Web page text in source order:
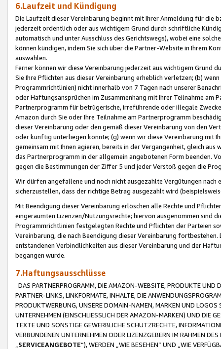
6.Laufzeit und Kündigung
Die Laufzeit dieser Vereinbarung beginnt mit Ihrer Anmeldung für die
jederzeit ordentlich oder aus wichtigem Grund durch schriftliche
automatisch und unter Ausschluss des Gerichtswegs), wobei eine
können kündigen, indem Sie sich über die Partner-Website in Ihrem
auswählen.
Ferner können wir diese Vereinbarung jederzeit aus wichtigem Grund
Sie Ihre Pflichten aus dieser Vereinbarung erheblich verletzen; (b)
Programmrichtlinien) nicht innerhalb von 7 Tagen nach unserer
oder Haftungsansprüchen im Zusammenhang mit Ihrer Teilnahme am
Partnerprogramm für betrügerische, irreführende oder illegale
Amazon durch Sie oder Ihre Teilnahme am Partnerprogramm
dieser Vereinbarung oder den gemäß dieser Vereinbarung von den
oder künftig unterliegen könnte; (g) wenn wir diese Vereinbarung mit
gemeinsam mit Ihnen agieren, bereits in der Vergangenheit, gleich
das Partnerprogramm in der allgemein angebotenen Form beenden.
gegen die Bestimmungen der Ziffer 5 und jeder Verstoß gegen die
Wir dürfen angefallene und noch nicht ausgezahlte Vergütungen
sicherzustellen, dass der richtige Betrag ausgezahlt wird
Mit Beendigung dieser Vereinbarung erlöschen alle Rechte und
eingeräumten Lizenzen/Nutzungsrechte; hiervon ausgenommen sind
Programmrichtlinien festgelegten Rechte und Pflichten der Parteien
Vereinbarung, die nach Beendigung dieser Vereinbarung
entstandenen Verbindlichkeiten aus dieser Vereinbarung und der
begangen wurde.
7.Haftungsausschlüsse
DAS PARTNERPROGRAMM, DIE AMAZON-WEBSITE, PRODUKTE UND
PARTNER-LINKS, LINKFORMATE, INHALTE, DIE
PRODUKTWERBUNG, UNSERE DOMAIN-NAMEN, MARKEN UND
UNTERNEHMEN (EINSCHLIESSLICH DER AMAZON-MARKEN) UND DIE
TEXTE UND SONSTIGE GEWERBLICHE SCHUTZRECHTE,
VERBUNDENEN UNTERNEHMEN ODER LIZENZGEBERN IM RAHMEN
SERVICEANGEBOTE“), WERDEN „WIE BESEHEN“ UND „WIE